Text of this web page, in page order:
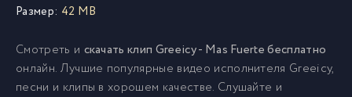
Размер: 42 MB
Смотреть и скачать клип Greeicy - Mas Fuerte бесплатно
онлайн. Лучшие популярные видео исполнителя Greeicy,
песни и клипы в хорошем качестве. Слушайте и